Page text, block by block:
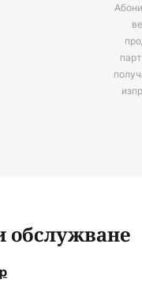
обслужване